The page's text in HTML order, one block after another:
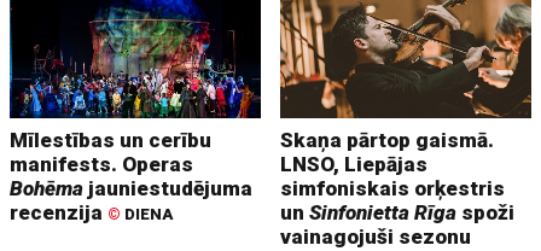
Mīlestības un cerību
manifests. Operas
Bohēma jauniestudējuma
recenzija © DIENA
Skaņa pārtop gaismā.
LNSO, Liepājas
simfoniskais orķestris
unSinfonietta Rīga spoži
vainagojuši sezonu